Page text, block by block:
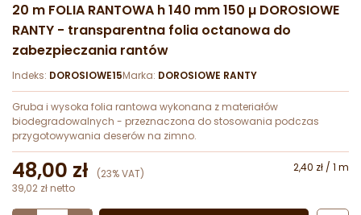
20 m FOLIA RANTOWA h 140 mm 150 µ DOROSIOWE
RANTY - transparentna folia octanowa do
zabezpieczania rantów
Indeks: DOROSIOWE15Marka: DOROSIOWE RANTY
Gruba i wysoka folia rantowa wykonana z materiałów
biodegradowalnych - przeznaczona do stosowania podczas
przygotowywania deserów na zimno.
48,00 zł (23% VAT)
2,40 zł / 1 m
39,02 zł netto